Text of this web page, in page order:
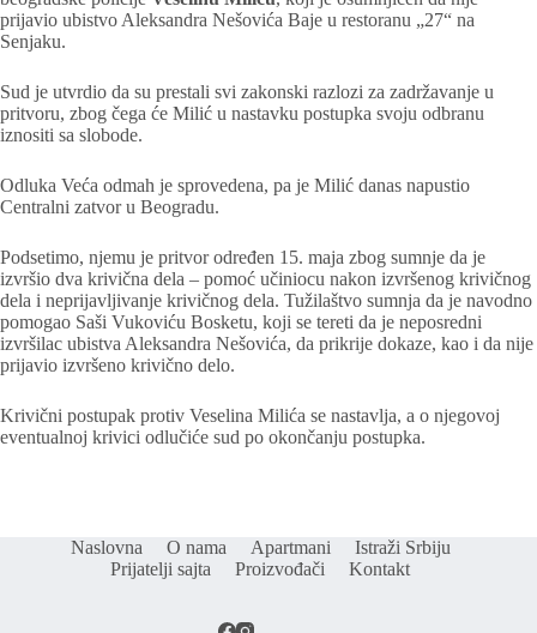
prijavio ubistvo Aleksandra Nešovića Baje u restoranu „27“ na
Senjaku.
Sud je utvrdio da su prestali svi zakonski razlozi za zadržavanje u
pritvoru, zbog čega će Milić u nastavku postupka svoju odbranu
iznositi sa slobode.
Odluka Veća odmah je sprovedena, pa je Milić danas napustio
Centralni zatvor u Beogradu.
Podsetimo, njemu je pritvor određen 15. maja zbog sumnje da je
izvršio dva krivična dela – pomoć učiniocu nakon izvršenog krivičnog
dela i neprijavljivanje krivičnog dela. Tužilaštvo sumnja da je navodno
pomogao Saši Vukoviću Bosketu, koji se tereti da je neposredni
izvršilac ubistva Aleksandra Nešovića, da prikrije dokaze, kao i da nije
prijavio izvršeno krivično delo.
Krivični postupak protiv Veselina Milića se nastavlja, a o njegovoj
eventualnoj krivici odlučiće sud po okončanju postupka.
Naslovna O nama Apartmani
Istraži Srbiju
Prijatelji sajta
Proizvođači Kontakt